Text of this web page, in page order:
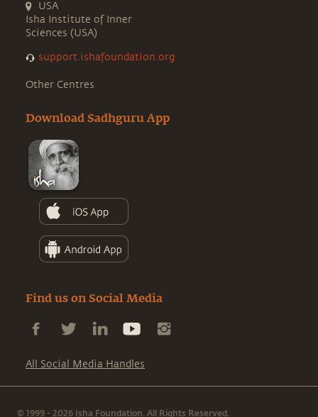
USA
Isha Institute of Inner
Sciences (USA)
support.ishafoundation.org
Other Centres
Download Sadhguru App
Find us on Social Media
All Social Media Handles
© 1999 - 2026 Isha Foundation. All Rights Reserved.